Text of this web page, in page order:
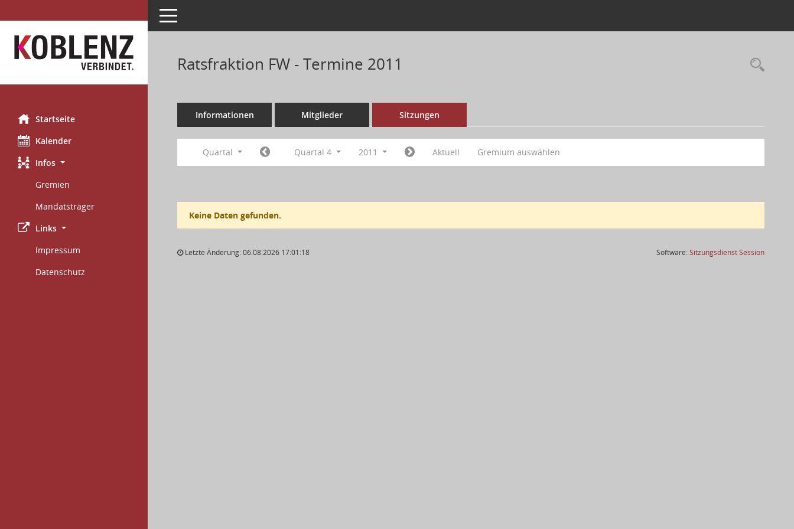
Startseite
Kalender
Infos
Gremien
Mandatsträger
Links
Impressum
Datenschutz
Toggle navigation
Ratsfraktion FW - Termine 2011
Informationen Mitglieder Sitzungen
Quartal Quartal 4 2011 Aktuell Gremium auswählen
Keine Daten gefunden.
Letzte Änderung: 06.08.2026 17:01:18 Software:SitzungsdienstSession(Wird in